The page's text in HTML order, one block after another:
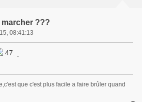
marcher ???
08:41:13
que c'est plus facile a faire brûler quand